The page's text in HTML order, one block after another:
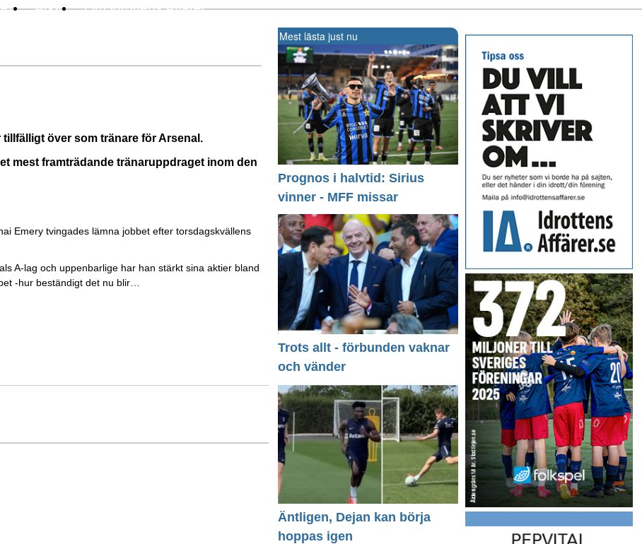
Arkiv Om Idrottens Affärer
över som tränare för Arsenal.
mest framträdande tränaruppdraget inom den
Emery tvingades lämna jobbet efter torsdagskvällens
A-lag och uppenbarlige har han stärkt sina aktier bland
-hur beständigt det nu blir…
Mest lästa just nu
Prognos i halvtid: Sirius
vinner - MFF missar
Trots allt - förbunden vaknar
och vänder
Äntligen, Dejan kan börja
hoppas igen